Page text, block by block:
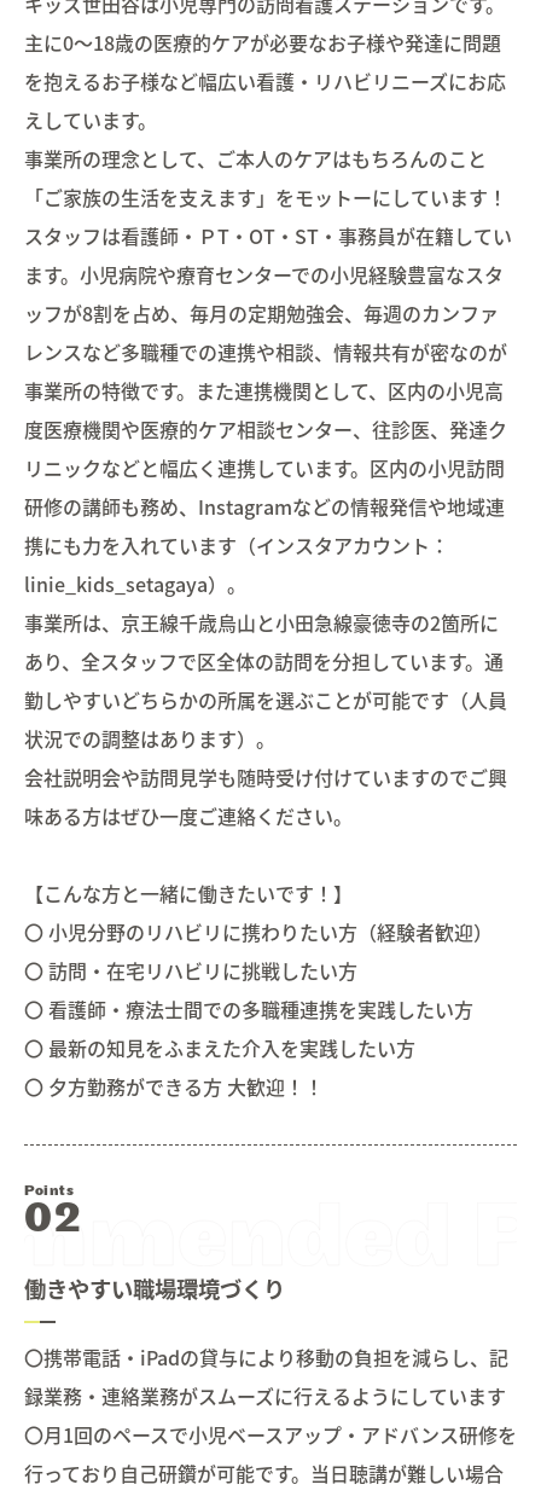
主に0～18歳の医療的ケアが必要なお子様や発達に問題
を抱えるお子様など幅広い看護・リハビリニーズにお応
えしています。
事業所の理念として、ご本人のケアはもちろんのこと
「ご家族の生活を支えます」をモットーにしています！
スタッフは看護師・ＰT・OT・ST・事務員が在籍してい
ます。小児病院や療育センターでの小児経験豊富なスタ
ッフが8割を占め、毎月の定期勉強会、毎週のカンファ
レンスなど多職種での連携や相談、情報共有が密なのが
事業所の特徴です。また連携機関として、区内の小児高
度医療機関や医療的ケア相談センター、往診医、発達ク
リニックなどと幅広く連携しています。区内の小児訪問
研修の講師も務め、Instagramなどの情報発信や地域連
携にも力を入れています（インスタアカウント：
linie_kids_setagaya）。
事業所は、京王線千歳烏山と小田急線豪徳寺の2箇所に
あり、全スタッフで区全体の訪問を分担しています。通
勤しやすいどちらかの所属を選ぶことが可能です（人員
状況での調整はあります）。
会社説明会や訪問見学も随時受け付けていますのでご興
味ある方はぜひ一度ご連絡ください。
【こんな方と一緒に働きたいです！】
〇 小児分野のリハビリに携わりたい方（経験者歓迎）
〇 訪問・在宅リハビリに挑戦したい方
〇 看護師・療法士間での多職種連携を実践したい方
〇 最新の知見をふまえた介入を実践したい方
〇 夕方勤務ができる方 大歓迎！！
Points
働きやすい職場環境づくり
〇携帯電話・iPadの貸与により移動の負担を減らし、記
録業務・連絡業務がスムーズに行えるようにしています
〇月1回のペースで小児ベースアップ・アドバンス研修を
行っており自己研鑽が可能です。当日聴講が難しい場合